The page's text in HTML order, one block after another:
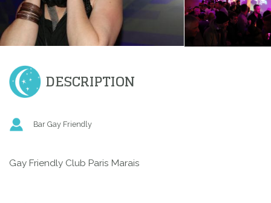
DESCRIPTION
Bar Gay Friendly
Gay Friendly Club Paris Marais